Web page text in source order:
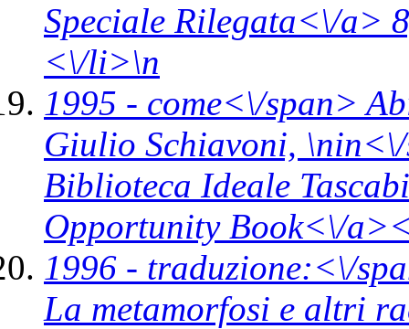
Speciale Rilegata<\/a>
<\/li>\n
1995 - come<\/span>
Giulio Schiavoni, \n
Biblioteca Ideale
Opportunity Book<\/
1996 - traduzione:<\/
La metamorfosi e altri